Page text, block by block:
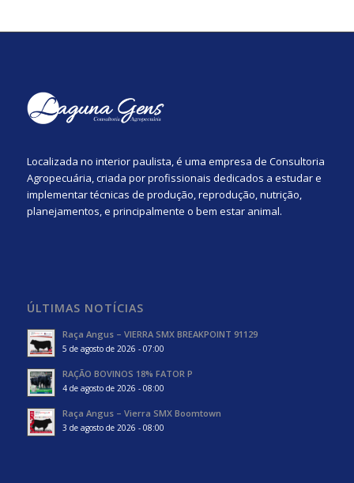
Localizada no interior paulista, é uma empresa de Consultoria
Agropecuária, criada por profissionais dedicados a estudar e
implementar técnicas de produção, reprodução, nutrição,
planejamentos, e principalmente o bem estar animal.
ÚLTIMAS NOTÍCIAS
Raça Angus – VIERRA SMX BREAKPOINT 91129
5 de agosto de 2026 - 07:00
RAÇÃO BOVINOS 18% FATOR P
4 de agosto de 2026 - 08:00
Raça Angus – Vierra SMX Boomtown
3 de agosto de 2026 - 08:00